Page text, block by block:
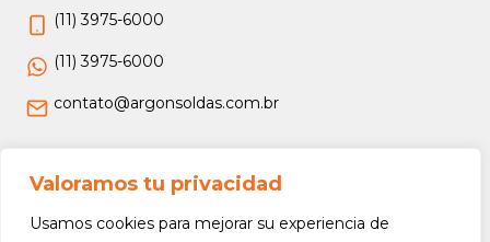
Valoramos tu privacidad
Usamos cookies para mejorar su experiencia de
(11) 3975-6000
(11) 3975-6000
contato@argonsoldas.com.br
Jurídico
Termos e Condições
Política de Privacidade